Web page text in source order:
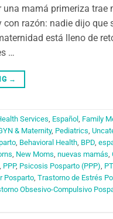
una mamá primeriza trae
con razón: nadie dijo que
está lleno de
…
→
Services, Español , Family
& Maternity, Pediatrics,
, Behavioral Health, BPD,
, New Moms, nuevas mamás,
, PPP, Psicosis Posparto (PPP),
Posparto, Trastorno de Estrés
Obsesivo-Compulsivo